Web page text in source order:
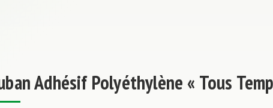
Adhésif Polyéthylène « Tous